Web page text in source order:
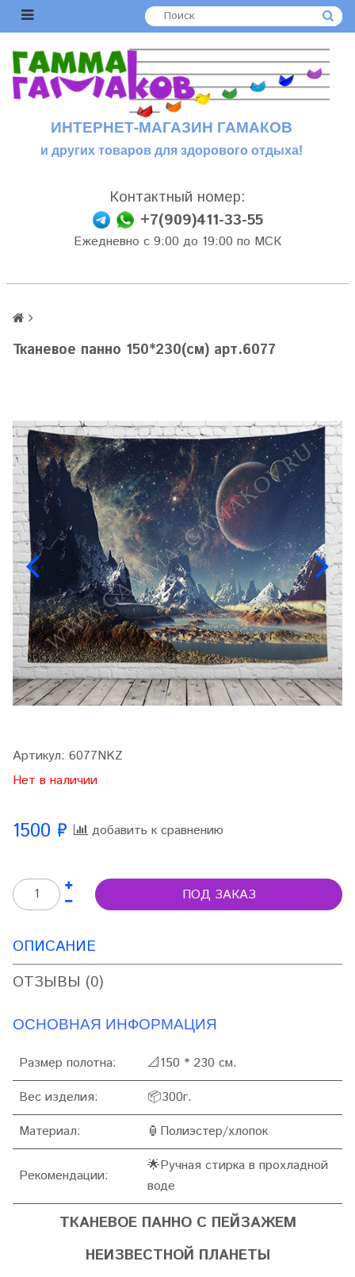
ИНТЕРНЕТ-МАГАЗИН ГАМАКОВ
и других товаров для здорового отдыха!
Контактный номер:
+7(909)411-33-55
Ежедневно с 9:00 до 19:00 по МСК
Тканевое панно 150*230(см) арт.6077
Артикул: 6077NKZ
Нет в наличии
1500 ₽ добавить к сравнению
ПОД ЗАКАЗ
ОПИСАНИЕ
ОТЗЫВЫ (0)
ОСНОВНАЯ ИНФОРМАЦИЯ
Размер полотна: 📐150 * 230 см.
Вес изделия:
📦300г.
Материал:
🏮Полиэстер/хлопок
Рекомендации:
🌟Ручная стирка в прохладной
воде
ТКАНЕВОЕ ПАННО С ПЕЙЗАЖЕМ
НЕИЗВЕСТНОЙ ПЛАНЕТЫ